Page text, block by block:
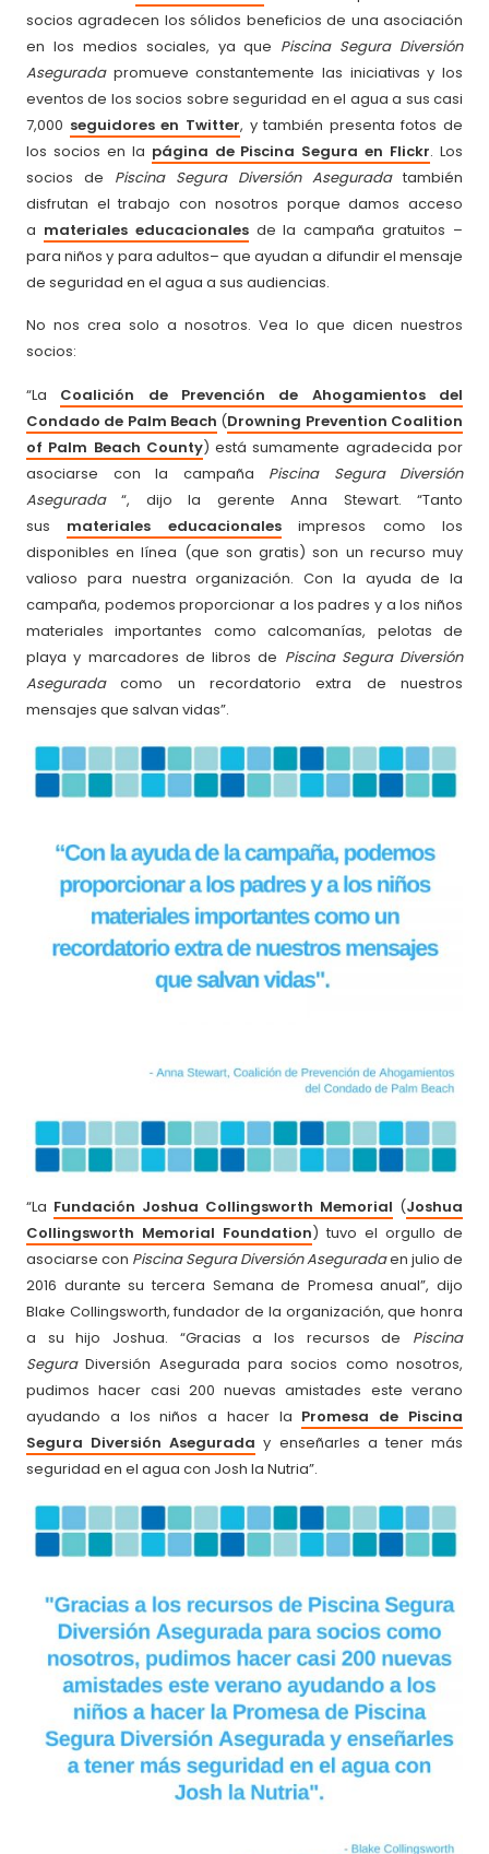
socios agradecen los sólidos beneficios de una asociación
en los medios sociales, ya que Piscina Segura Diversión
Aseguradapromueve constantemente las iniciativas y los
eventos de los socios sobre seguridad en el agua a sus casi
7,000 seguidores en Twitter, y también presenta fotos de
los socios en la página de Piscina Segura en Flickr. Los
socios de Piscina Segura Diversión Aseguradatambién
disfrutan el trabajo con nosotros porque damos acceso
a materiales educacionalesde la campaña gratuitos –
para niños y para adultos– que ayudan a difundir el mensaje
de seguridad en el agua a sus audiencias.
No nos crea solo a nosotros. Vea lo que dicen nuestros
socios:
“La Coalición de Prevención de Ahogamientos del
Condado de Palm Beach (Drowning Prevention Coalition
of Palm Beach County) está sumamente agradecida por
asociarse con la campaña Piscina Segura Diversión
Asegurada“, dijo la gerente Anna Stewart. “Tanto
sus materiales educacionalesimpresos como los
disponibles en línea (que son gratis) son un recurso muy
valioso para nuestra organización. Con la ayuda de la
campaña, podemos proporcionar a los padres y a los niños
materiales importantes como calcomanías, pelotas de
playa y marcadores de libros de Piscina Segura Diversión
Aseguradacomo un recordatorio extra de nuestros
mensajes que salvan vidas”.
“La Fundación Joshua Collingsworth Memorial (Joshua
Collingsworth Memorial Foundation) tuvo el orgullo de
asociarse con Piscina Segura Diversión Aseguradaen julio de
2016 durante su tercera Semana de Promesa anual”, dijo
Blake Collingsworth, fundador de la organización, que honra
a su hijo Joshua. “Gracias a los recursos de Piscina
SeguraDiversión Asegurada para socios como nosotros,
pudimos hacer casi 200 nuevas amistades este verano
ayudando a los niños a hacer la Promesa de Piscina
Segura Diversión Asegurada y enseñarles a tener más
seguridad en el agua con Josh la Nutria”.